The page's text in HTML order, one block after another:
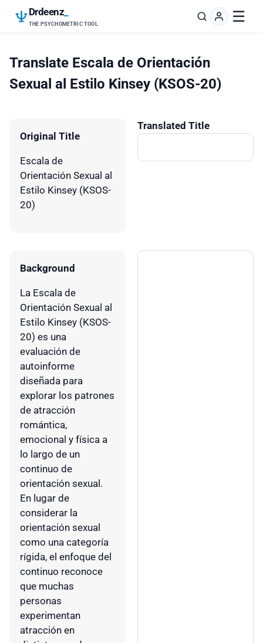
Drdeenz
THE PSYCHOMETRIC TOOL ☰
Translate Escala de Orientación
Sexual al Estilo Kinsey (KSOS-20)
Original Title
Escala de
Orientación Sexual al
Estilo Kinsey (KSOS-
20)
Translated Title
Background
La Escala de
Orientación Sexual al
Estilo Kinsey (KSOS-
20) es una
evaluación de
autoinforme
diseñada para
explorar los patrones
de atracción
romántica,
emocional y física a
lo largo de un
continuo de
orientación sexual.
En lugar de
considerar la
orientación sexual
como una categoría
rígida, el enfoque del
continuo reconoce
que muchas
personas
experimentan
atracción en